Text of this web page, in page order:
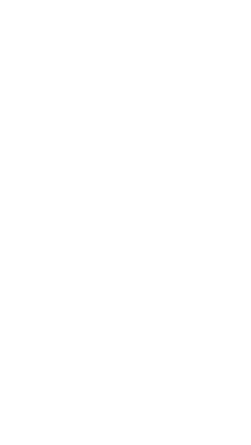
Nueva zona
entran en
nuevas plazas